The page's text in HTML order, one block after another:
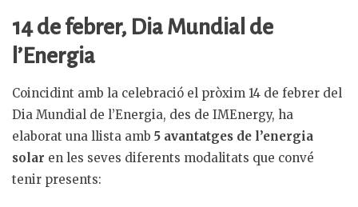
14 de febrer, Dia Mundial de
l’Energia
Coincidint amb la celebració el pròxim 14 de febrer del
Dia Mundial de l’Energia, des de IMEnergy, ha
elaborat una llista amb 5 avantatges de l’energia
solar en les seves diferents modalitats que convé
tenir presents: